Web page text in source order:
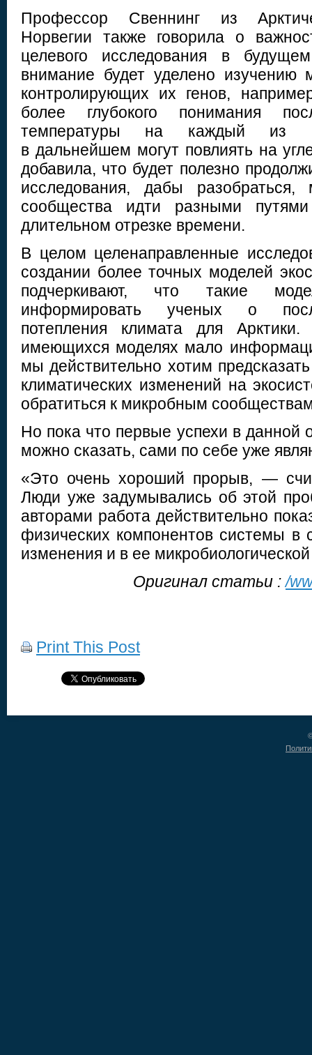
Профессор Свеннинг из
Норвегии также говорила о
целевого исследования в
внимание будет уделено изучению
контролирующих их генов,
более глубокого понимания
температуры на каждый из
в дальнейшем могут повлиять на
добавила, что будет полезно
исследования, дабы
сообщества идти разными
длительном отрезке времени.
В целом целенаправленные
создании более точных моделей
подчеркивают, что такие
информировать ученых о
потепления климата для
имеющихся моделях мало
мы действительно хотим
климатических изменений на
обратиться к микробным
Но пока что первые успехи в данной
можно сказать, сами по себе уже
«Это очень хороший прорыв, —
Люди уже задумывались об этой
авторами работа действительно
физических компонентов системы в
изменения и в ее
Оригинал статьи :/
Print This Post